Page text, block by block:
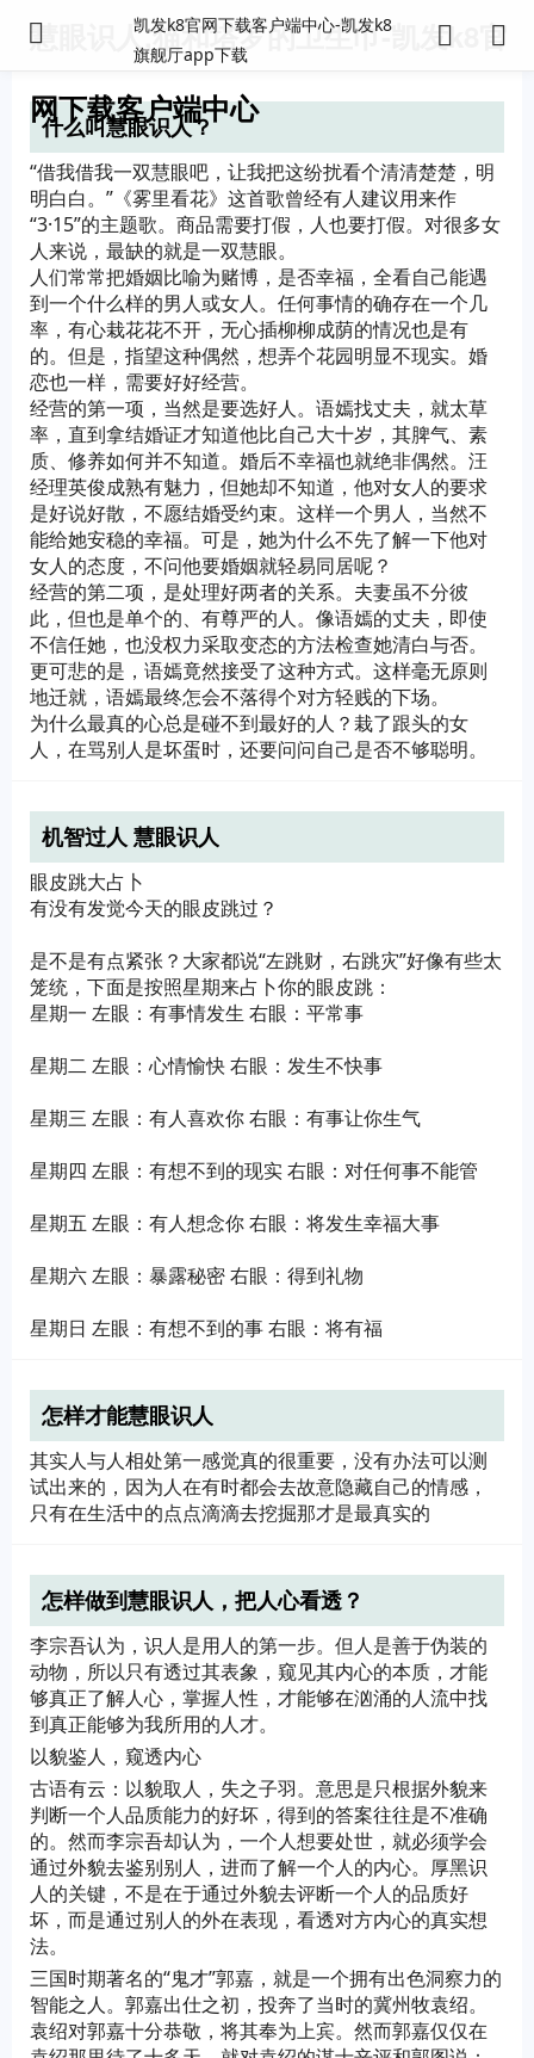
凯发k8官网下载客户端中心-凯发k8
旗舰厅app下载
慧眼识人,猫和塔罗的卫生巾-凯发k8官
网下载客户端中心
什么叫慧眼识人？
“借我借我一双慧眼吧，让我把这纷扰看个清清楚楚，明
明白白。”《雾里看花》这首歌曾经有人建议用来作
“3·15”的主题歌。商品需要打假，人也要打假。对很多女
人来说，最缺的就是一双慧眼。
人们常常把婚姻比喻为赌博，是否幸福，全看自己能遇
到一个什么样的男人或女人。任何事情的确存在一个几
率，有心栽花花不开，无心插柳柳成荫的情况也是有
的。但是，指望这种偶然，想弄个花园明显不现实。婚
恋也一样，需要好好经营。
经营的第一项，当然是要选好人。语嫣找丈夫，就太草
率，直到拿结婚证才知道他比自己大十岁，其脾气、素
质、修养如何并不知道。婚后不幸福也就绝非偶然。汪
经理英俊成熟有魅力，但她却不知道，他对女人的要求
是好说好散，不愿结婚受约束。这样一个男人，当然不
能给她安稳的幸福。可是，她为什么不先了解一下他对
女人的态度，不问他要婚姻就轻易同居呢？
经营的第二项，是处理好两者的关系。夫妻虽不分彼
此，但也是单个的、有尊严的人。像语嫣的丈夫，即使
不信任她，也没权力采取变态的方法检查她清白与否。
更可悲的是，语嫣竟然接受了这种方式。这样毫无原则
地迁就，语嫣最终怎会不落得个对方轻贱的下场。
为什么最真的心总是碰不到最好的人？栽了跟头的女
人，在骂别人是坏蛋时，还要问问自己是否不够聪明。
机智过人 慧眼识人
眼皮跳大占卜
有没有发觉今天的眼皮跳过？
是不是有点紧张？大家都说“左跳财，右跳灾”好像有些太
笼统，下面是按照星期来占卜你的眼皮跳：
星期一 左眼：有事情发生 右眼：平常事
星期二 左眼：心情愉快 右眼：发生不快事
星期三 左眼：有人喜欢你 右眼：有事让你生气
星期四 左眼：有想不到的现实 右眼：对任何事不能管
星期五 左眼：有人想念你 右眼：将发生幸福大事
星期六 左眼：暴露秘密 右眼：得到礼物
星期日 左眼：有想不到的事 右眼：将有福
怎样才能慧眼识人
其实人与人相处第一感觉真的很重要，没有办法可以测
试出来的，因为人在有时都会去故意隐藏自己的情感，
只有在生活中的点点滴滴去挖掘那才是最真实的
怎样做到慧眼识人，把人心看透？
李宗吾认为，识人是用人的第一步。但人是善于伪装的
动物，所以只有透过其表象，窥见其内心的本质，才能
够真正了解人心，掌握人性，才能够在汹涌的人流中找
到真正能够为我所用的人才。
以貌鉴人，窥透内心
古语有云：以貌取人，失之子羽。意思是只根据外貌来
判断一个人品质能力的好坏，得到的答案往往是不准确
的。然而李宗吾却认为，一个人想要处世，就必须学会
通过外貌去鉴别别人，进而了解一个人的内心。厚黑识
人的关键，不是在于通过外貌去评断一个人的品质好
坏，而是通过别人的外在表现，看透对方内心的真实想
法。
三国时期著名的“鬼才”郭嘉，就是一个拥有出色洞察力的
智能之人。郭嘉出仕之初，投奔了当时的冀州牧袁绍。
袁绍对郭嘉十分恭敬，将其奉为上宾。然而郭嘉仅仅在